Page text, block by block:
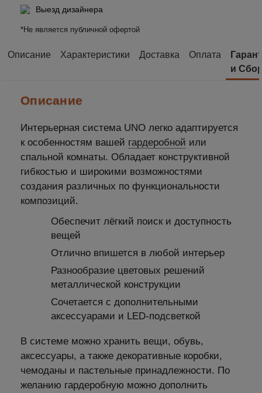
Выезд дизайнера
*Не является публичной офертой
Описание Характеристики Доставка Оплата
и
Описание
Интерьерная система UNO легко адаптируется
к особенностям вашей гардеробной или
спальной комнаты. Обладает конструктивной
гибкостью и широкими возможностями
создания различных по функциональности
композиций.
Обеспечит лёгкий поиск и доступность
вещей
Отлично впишется в любой интерьер
Разнообразие цветовых решений
металлической конструкции
Сочетается с дополнительными
аксессуарами и LED-подсветкой
В системе можно хранить вещи, обувь,
аксессуары, а также декоративные коробки,
чемоданы и пастельные принадлежности. По
желанию гардеробную можно дополнить